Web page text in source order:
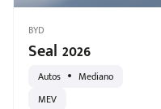
Seal 2026
BYD
Autos
Mediano
MEV